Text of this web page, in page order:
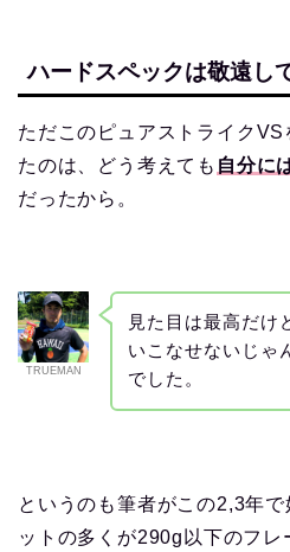
ハードスペックは敬遠し
ただこのピュアストライク
たのは、どう考えても 自分に
だったから。
TRUEMAN
見た目は最高だけ
いこなせないじゃ
でした。
というのも筆者がこの2,3年
ットの多くが290g以下のフレ